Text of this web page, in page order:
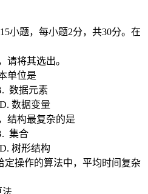
小题，每小题2分，共30分。在
请将其选出。
单位是
元素
据变量
结构最复杂的是
合
形结构
定操作的算法中，平均时间复杂
法